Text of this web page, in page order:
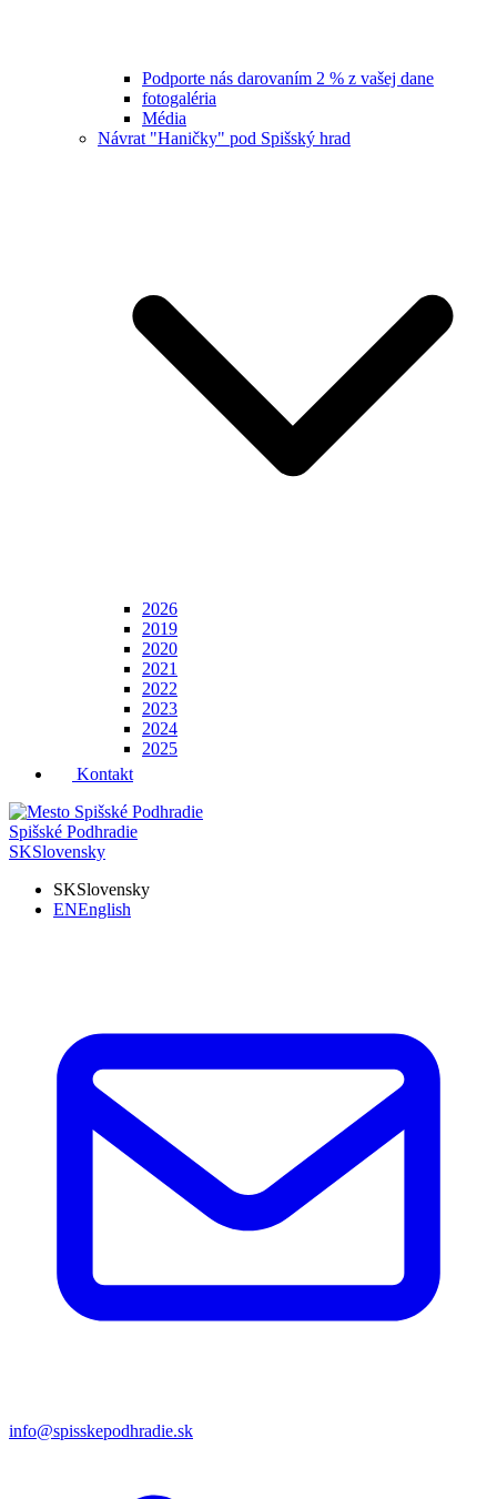
Podporte nás darovaním 2 % z vašej dane
fotogaléria
Média
Návrat "Haničky" pod Spišský hrad
2026
2019
2020
2021
2022
2023
2024
2025
Kontakt
Spišské Podhradie
SKSlovensky
SKSlovensky
ENEnglish
info@spisskepodhradie.sk